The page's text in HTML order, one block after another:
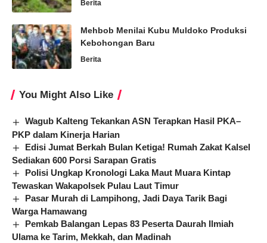
Berita
Mehbob Menilai Kubu Muldoko Produksi
Kebohongan Baru
Berita
You Might Also Like
Wagub Kalteng Tekankan ASN Terapkan Hasil PKA–
PKP dalam Kinerja Harian
Edisi Jumat Berkah Bulan Ketiga! Rumah Zakat Kalsel
Sediakan 600 Porsi Sarapan Gratis
Polisi Ungkap Kronologi Laka Maut Muara Kintap
Tewaskan Wakapolsek Pulau Laut Timur
Pasar Murah di Lampihong, Jadi Daya Tarik Bagi
Warga Hamawang
Pemkab Balangan Lepas 83 Peserta Daurah Ilmiah
Ulama ke Tarim, Mekkah, dan Madinah